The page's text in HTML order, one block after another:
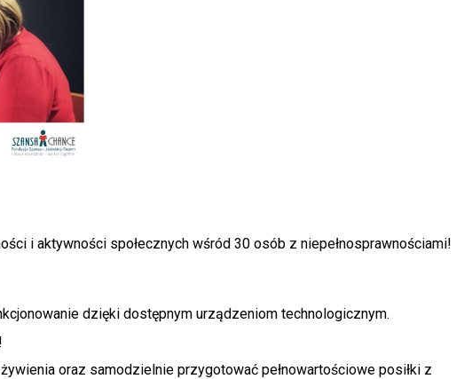
i aktywności społecznych wśród 30 osób z niepełnosprawnościami!
dzięki dostępnym urządzeniom technologicznym.
oraz samodzielnie przygotować pełnowartościowe posiłki z